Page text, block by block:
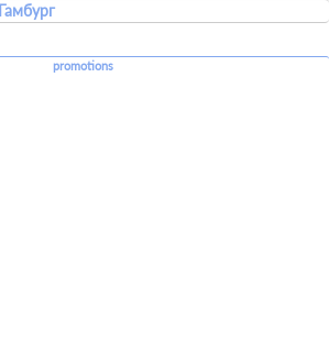
Гамбург
promotions